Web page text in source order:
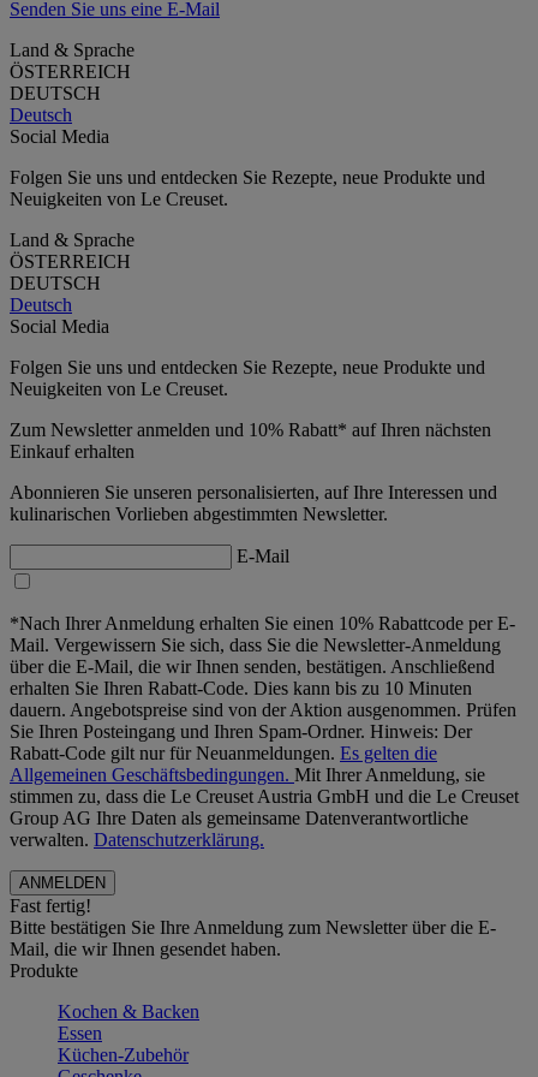
Senden Sie uns eine E-Mail
Land & Sprache
ÖSTERREICH
DEUTSCH
Deutsch
Social Media
Folgen Sie uns und entdecken Sie Rezepte, neue Produkte und
Neuigkeiten von Le Creuset.
Land & Sprache
ÖSTERREICH
DEUTSCH
Deutsch
Social Media
Folgen Sie uns und entdecken Sie Rezepte, neue Produkte und
Neuigkeiten von Le Creuset.
Zum Newsletter anmelden und 10% Rabatt* auf Ihren nächsten
Einkauf erhalten
Abonnieren Sie unseren personalisierten, auf Ihre Interessen und
kulinarischen Vorlieben abgestimmten Newsletter.
E-Mail
*Nach Ihrer Anmeldung erhalten Sie einen 10% Rabattcode per E-
Mail. Vergewissern Sie sich, dass Sie die Newsletter-Anmeldung
über die E-Mail, die wir Ihnen senden, bestätigen. Anschließend
erhalten Sie Ihren Rabatt-Code. Dies kann bis zu 10 Minuten
dauern. Angebotspreise sind von der Aktion ausgenommen. Prüfen
Sie Ihren Posteingang und Ihren Spam-Ordner. Hinweis: Der
Rabatt-Code gilt nur für Neuanmeldungen. Es gelten die
Allgemeinen Geschäftsbedingungen. Mit Ihrer Anmeldung, sie
stimmen zu, dass die Le Creuset Austria GmbH und die Le Creuset
Group AG Ihre Daten als gemeinsame Datenverantwortliche
verwalten. Datenschutzerklärung.
Fast fertig!
Bitte bestätigen Sie Ihre Anmeldung zum Newsletter über die E-
Mail, die wir Ihnen gesendet haben.
Produkte
Kochen & Backen
Essen
Küchen-Zubehör